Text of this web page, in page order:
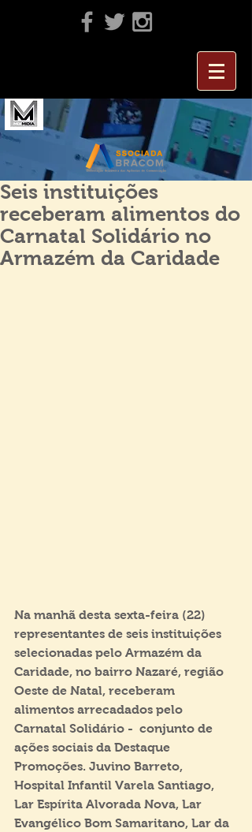
Seis instituições
receberam alimentos do
Carnatal Solidário no
Armazém da Caridade
Na manhã desta sexta-feira (22)
representantes de seis instituições
selecionadas pelo Armazém da
Caridade, no bairro Nazaré, região
Oeste de Natal, receberam
alimentos arrecadados pelo
Carnatal Solidário -  conjunto de
ações sociais da Destaque
Promoções. Juvino Barreto,
Hospital Infantil Varela Santiago,
Lar Espírita Alvorada Nova, Lar
Evangélico Bom Samaritano, Lar da